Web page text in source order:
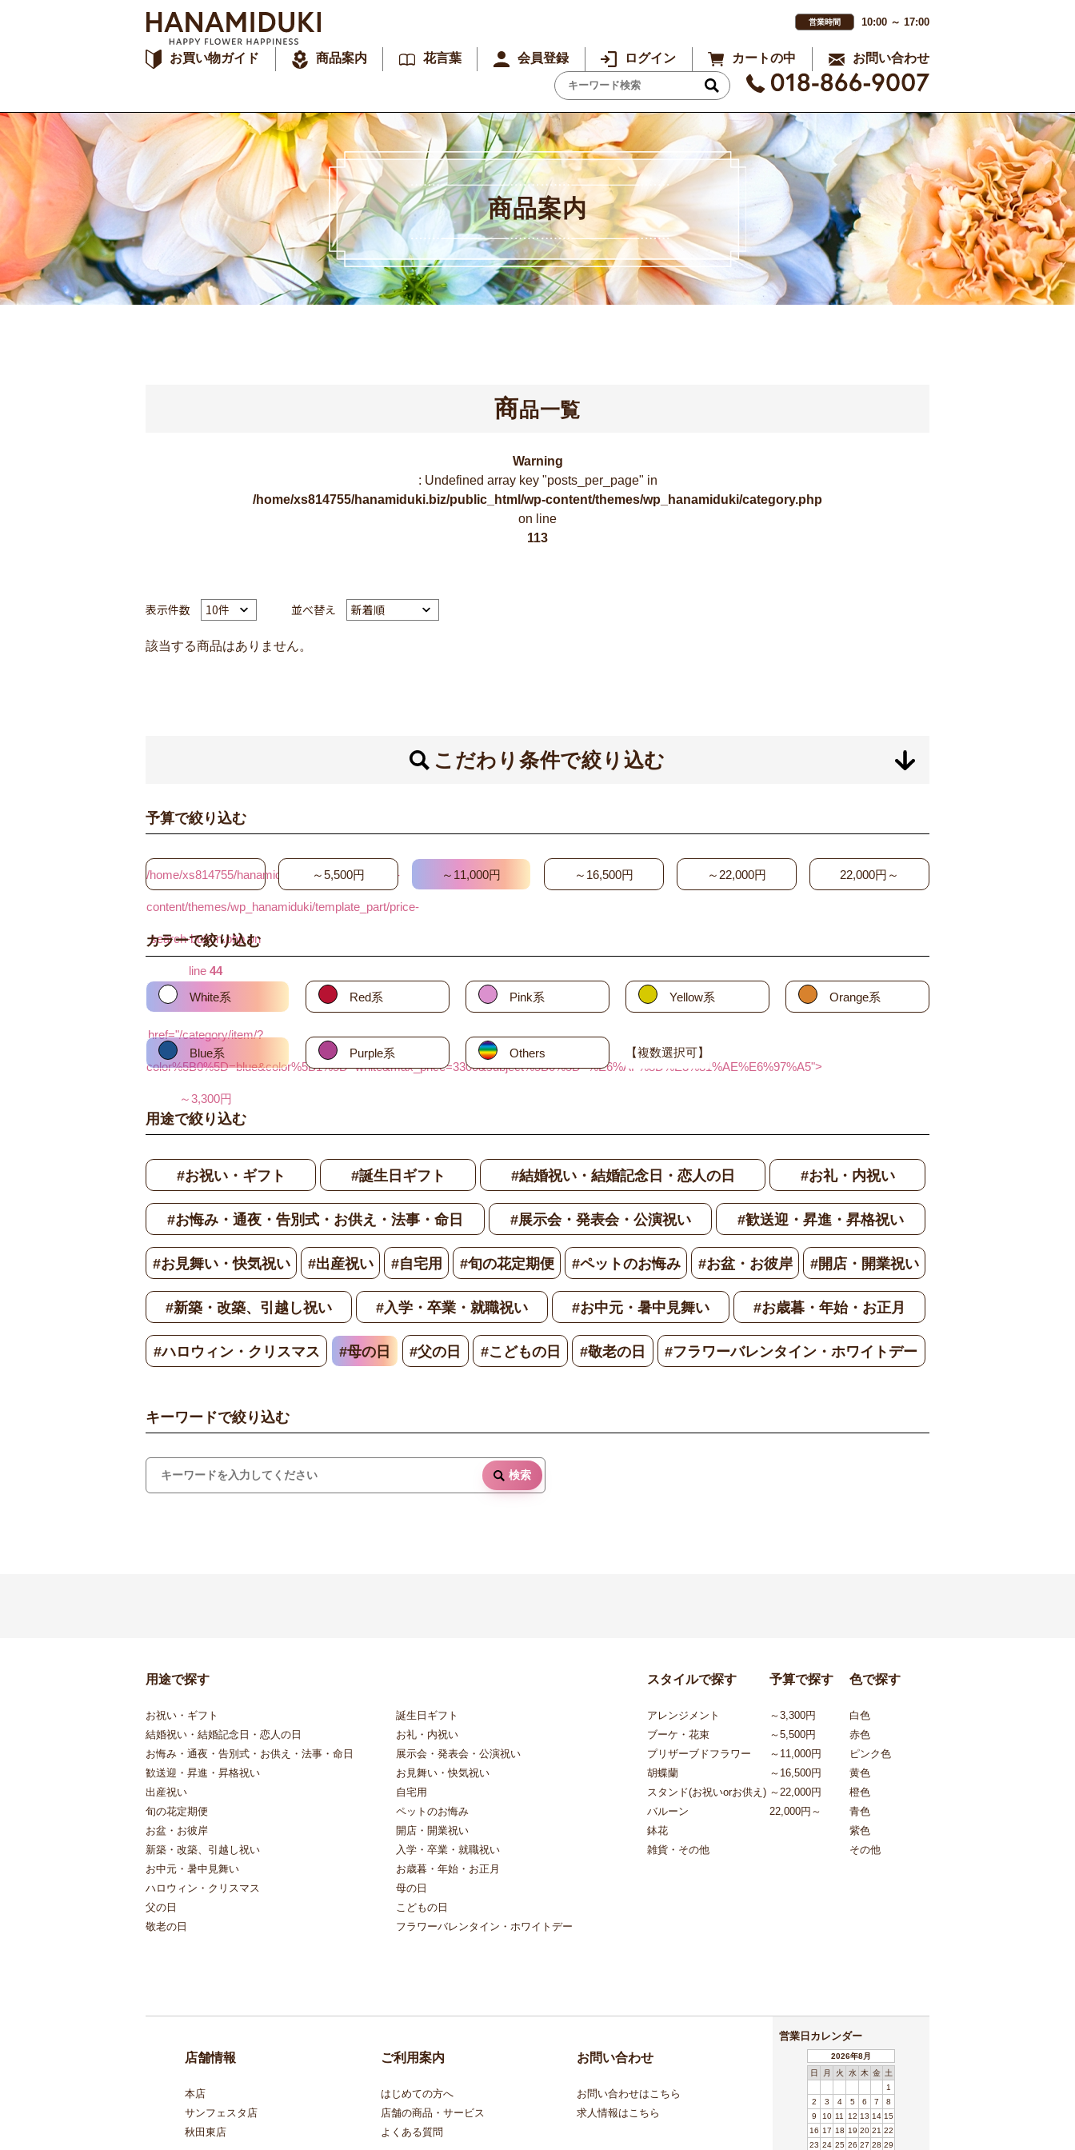
営業時間 10:00 ～ 17:00
お買い物ガイド 商品案内 花言葉 会員登録 ログイン カートの中 お問い合わせ
商品案内
商品一覧
Warning
: Undefined array key "posts_per_page" in
/home/xs814755/hanamiduki.biz/public_html/wp-content/themes/wp_hanamiduki/category.php
on line
113
表示件数 並べ替え
該当する商品はありません。
こだわり条件で絞り込む
予算で絞り込む
/home/xs814755/hanamiduki.biz/public_html/wp-
content/themes/wp_hanamiduki/template_part/price-
search-button.php on
line 44
"
href="/category/item/?
color%5B0%5D=blue&color%5B1%5D=white&max_price=3300&subject%5B0%5D=%E6%AF%8D%E3%81%AE%E6%97%A5">
～3,300円
～5,500円 ～11,000円 ～16,500円 ～22,000円 22,000円～
カラーで絞り込む
White系 Red系 Pink系 Yellow系 Orange系
Blue系 Purple系 Others 【複数選択可】
用途で絞り込む
#お祝い・ギフト #誕生日ギフト #結婚祝い・結婚記念日・恋人の日 #お礼・内祝い
#お悔み・通夜・告別式・お供え・法事・命日 #展示会・発表会・公演祝い #歓送迎・昇進・昇格祝い
#お見舞い・快気祝い #出産祝い #自宅用 #旬の花定期便 #ペットのお悔み #お盆・お彼岸 #開店・開業祝い
#新築・改築、引越し祝い #入学・卒業・就職祝い #お中元・暑中見舞い #お歳暮・年始・お正月
#ハロウィン・クリスマス #母の日 #父の日 #こどもの日 #敬老の日 #フラワーバレンタイン・ホワイトデー
キーワードで絞り込む
検索
用途で探す
お祝い・ギフト
誕生日ギフト
結婚祝い・結婚記念日・恋人の日
お礼・内祝い
お悔み・通夜・告別式・お供え・法事・命日
展示会・発表会・公演祝い
歓送迎・昇進・昇格祝い
お見舞い・快気祝い
出産祝い
自宅用
旬の花定期便
ペットのお悔み
お盆・お彼岸
開店・開業祝い
新築・改築、引越し祝い
入学・卒業・就職祝い
お中元・暑中見舞い
お歳暮・年始・お正月
ハロウィン・クリスマス
母の日
父の日
こどもの日
敬老の日
フラワーバレンタイン・ホワイトデー
スタイルで探す
アレンジメント
ブーケ・花束
プリザーブドフラワー
胡蝶蘭
スタンド(お祝いorお供え)
バルーン
鉢花
雑貨・その他
予算で探す
～3,300円
～5,500円
～11,000円
～16,500円
～22,000円
22,000円～
色で探す
白色
赤色
ピンク色
黄色
橙色
青色
紫色
その他
店舗情報
本店
サンフェスタ店
秋田東店
ご利用案内
はじめての方へ
店舗の商品・サービス
よくある質問
お問い合わせ
お問い合わせはこちら
求人情報はこちら
営業日カレンダー
2026年8月
日
月 火 水 木 金 土
1
2
3 4 5 6 7
8
9
10 11 12 13 14 15
16 17 18 19 20 21 22
23 24 25 26 27 28 29